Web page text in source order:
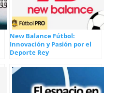
New Balance Fútbol:
Innovación y Pasión por el
Deporte Rey